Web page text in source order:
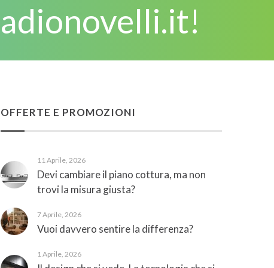
OFFERTE E PROMOZIONI
11 Aprile, 2026
Devi cambiare il piano cottura, ma non
trovi la misura giusta?
7 Aprile, 2026
Vuoi davvero sentire la differenza?
1 Aprile, 2026